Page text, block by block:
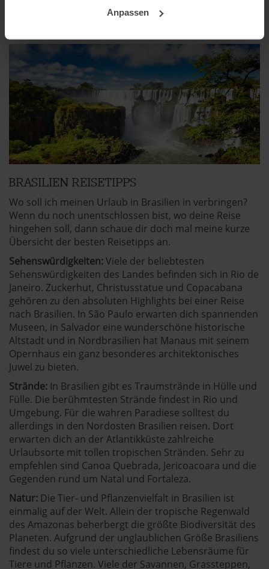
Informationen über Ihre geografische Lage
können
Ihr Gerät durch aktives Scannen nach
bestimmten Merkmalen (Fingerprinting) identifizieren
Erfahren Sie mehr darüber, wie Ihre persönlichen Daten
verarbeitet werden, und legen Sie Ihre Präferenzen im
Abschnitt Einzelheiten
fest.
brasiloo.de verwendet Cookies
Einige von ihnen sind notwendig, während andere nicht
verbessern und wirtschaftlich zu betreiben. Du kannst in
den Einsatz der nicht notwendigen Cookies mit dem Klick
auf die Schaltfläche »Akzeptieren« einwilligen oder dich
per Klick auf »Anpassen« anders entscheiden. Die
Einwilligung umfasst alle vorausgewählten, bzw. von dir
ausgewählten Cookies. Du kannst diese Einstellungen
jederzeit aufrufen und Cookies auch nachträglich
jederzeit abwählen. Weitere Hinweise zu den
verwendeten Verfahren und Begrifflichkeiten (z.B.
»Cookies«, »Marketing« und »Statistik«) erhältst du in
der Datenschutzerklärung.
Datenschutzerklärung | Impressum
Anpassen
Regenwaldgebiet der Welt befindet sich ein
BRASILIEN REISETIPPS
Wo soll ich meinen Urlaub in Brasilien in verbringen?
Wenn du noch unentschlossen bist, wo deine Reise
hingehen soll, dann schaue dir doch mal meine kurze
Übersicht der besten Reisetipps an.
Sehenswürdigkeiten:Viele der beliebtesten
Sehenswürdigkeiten des Landes befinden sich in Rio de
Janeiro. Zuckerhut, Christusstatue und Copacabana
gehören zu den absoluten Highlights bei einer Reise
nach Brasilien. In São Paulo erwarten dich spannenden
Museen, in Salvador eine wunderschöne historische
Altstadt und in Nordbrasilien hat Manaus mit seinem
Opernhaus ein ganz besonderes architektonisches
Juwel zu bieten.
Strände: In Brasilien gibt es Traumstrände in Hülle und
Fülle. Die berühmtesten Strände findest in Rio und
Umgebung. Für die wahren Paradiese solltest du
allerdings in den Nordosten Brasilien reisen. Dort
erwarten dich an der Atlantikküste zahlreiche
Urlaubsorte mit tollen tropischen Stränden. Sehr zu
empfehlen sind Canoa Quebrada, Jericoacoara und die
Gegenden rund um Natal und Fortaleza.
Natur: Die Tier- und Pflanzenvielfalt in Brasilien ist
einmalig auf der Welt. Allein der tropische Regenwald
des Amazonas beherbergt die größte Biodiversität des
Planeten. Aufgrund der unglaublichen Größe Brasiliens
findest du so viele unterschiedliche Lebensräume für
Tiere und Pflanzen. Viele der Savannen, Grassteppen,